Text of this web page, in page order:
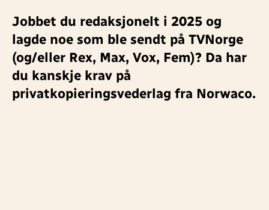
Jobbet du redaksjonelt i 2025 og
lagde noe som ble sendt på TVNorge
(og/eller Rex, Max, Vox, Fem)? Da har
du kanskje krav på
privatkopieringsvederlag fra Norwaco.